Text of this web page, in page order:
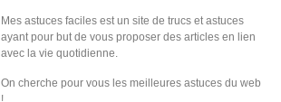
Mes astuces faciles est un site de trucs et astuces
ayant pour but de vous proposer des articles en lien
avec la vie quotidienne.
On cherche pour vous les meilleures astuces du web
!